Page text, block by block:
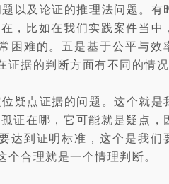
以及论证的推理法问题。有
，比如在我们实践案件当中
困难的。五是基于公平与效
据的判断方面有不同的情况
疑点证据的问题。这个就是
证在哪，它可能就是疑点，
达到证明标准，这个是我们
合理就是一个情理判断。